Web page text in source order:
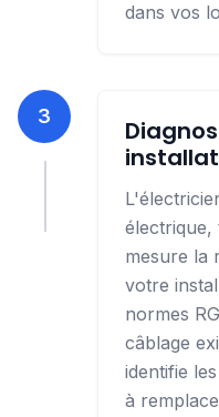
dans vos
3
électrique,
mesure la
votre
normes
câblage
identifie
à